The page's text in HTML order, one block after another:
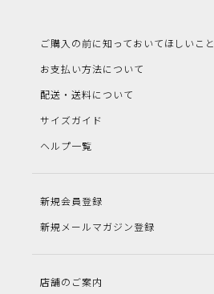
ご購入の前に知っておいてほしいこと
お支払い方法について
配送・送料について
サイズガイド
ヘルプ一覧
新規会員登録
新規メールマガジン登録
店舗のご案内